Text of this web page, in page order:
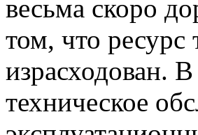
весьма скоро
том, что ресурс
израсходован.
техническое